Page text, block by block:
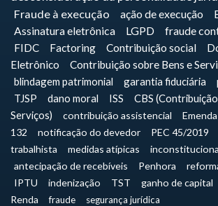
Fraude à execução
ação de execução
Assinatura eletrônica
LGPD fraude
FIDC Factoring Contribuição social
Eletrônico
Contribuição sobre Bens e
blindagem patrimonial
garantia fiduciária
TJSP
dano moral ISS
CBS
Serviços)
contribuição assistencial
132
notificação do devedor PEC 45/2019
trabalhista
medidas atípicas
antecipação de recebíveis
Penhora
IPTU
indenização TST ganho de capital
Renda
fraude segurança jurídica